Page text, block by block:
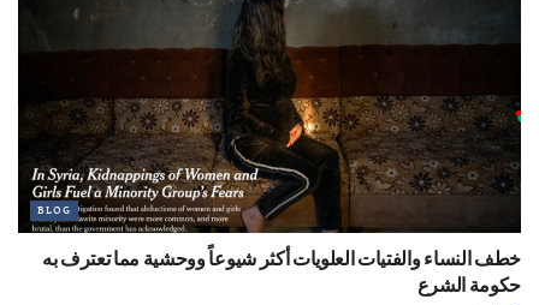
BLOG
خطف النساء والفتيات العلويات أكثر شيوعاً ووحشية مما تعترف به
حكومة الشرع